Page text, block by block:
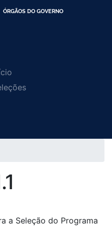
ÓRGÃOS DO GOVERNO
a Seleção do Programa